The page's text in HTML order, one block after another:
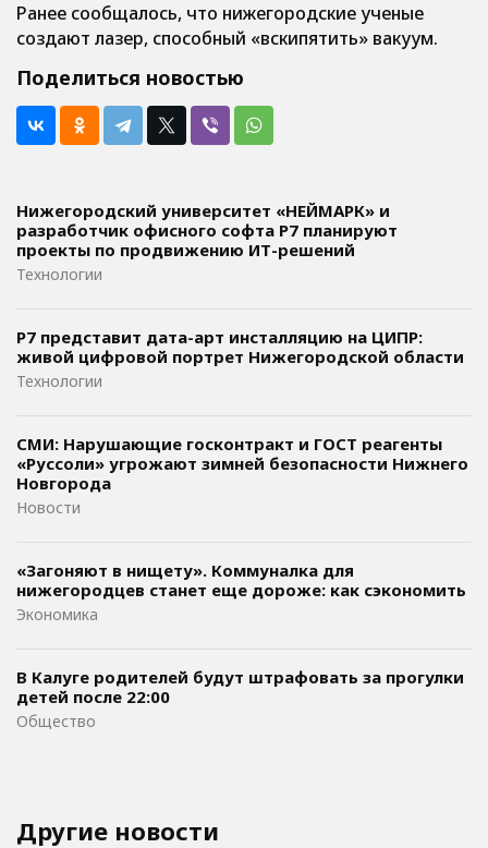
Ранее сообщалось, что нижегородские ученые
создают лазер, способный «вскипятить» вакуум.
Поделиться новостью
Нижегородский университет «НЕЙМАРК» и
разработчик офисного софта P7 планируют
проекты по продвижению ИТ-решений
Технологии
Р7 представит дата-арт инсталляцию на ЦИПР:
живой цифровой портрет Нижегородской области
Технологии
СМИ: Нарушающие госконтракт и ГОСТ реагенты
«Руссоли» угрожают зимней безопасности Нижнего
Новгорода
Новости
«Загоняют в нищету». Коммуналка для
нижегородцев станет еще дороже: как сэкономить
Экономика
В Калуге родителей будут штрафовать за прогулки
детей после 22:00
Общество
Другие новости